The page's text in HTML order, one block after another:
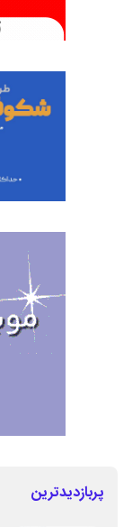
پربازدیدترین